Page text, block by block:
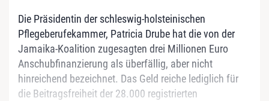
Die Präsidentin der schleswig-holsteinischen
Pflegeberufekammer, Patricia Drube hat die von der
Jamaika-Koalition zugesagten drei Millionen Euro
Anschubfinanzierung als überfällig, aber nicht
hinreichend bezeichnet. Das Geld reiche lediglich für
die Beitragsfreiheit der 28.000 registrierten